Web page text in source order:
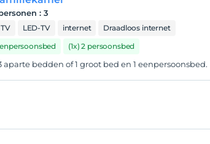
:3
TV LED-TV internet Draadloos internet
(1x) 2 persoonsbed
bedden of 1 groot bed en 1 eenpersoonsbed.